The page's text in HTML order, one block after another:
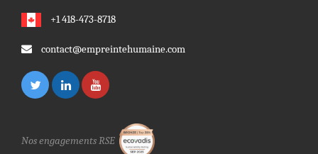
+1 418-473-8718
contact@empreintehumaine.com
Nos engagements RSE